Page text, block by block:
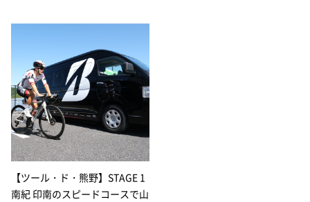
【ツール・ド・熊野】STAGE 1
南紀 印南のスピードコースで山